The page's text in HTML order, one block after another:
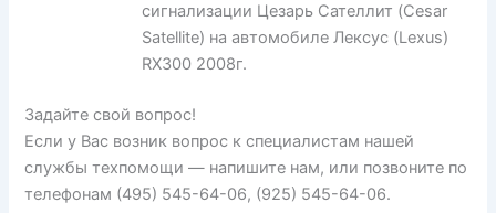
сигнализации Цезарь Сателлит (Cesar
Satellite) на автомобиле Лексус (Lexus)
RX300 2008г.
Задайте свой вопрос!
Если у Вас возник вопрос к специалистам нашей
службы техпомощи — напишите нам, или позвоните по
телефонам (495) 545-64-06, (925) 545-64-06.